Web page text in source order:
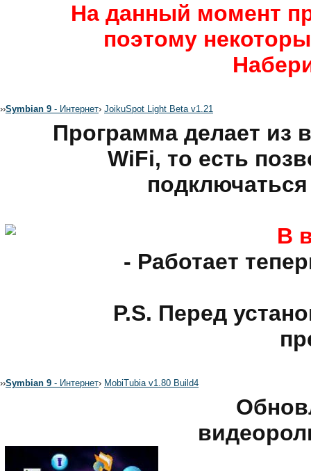
На данный момент
поэтому
››Symbian 9 - Интернет› JoikuSpot Light Beta v1.21
Программа делает из
WiFi, то есть
В
- Работает
P.S. Перед
››Symbian 9 - Интернет› MobiTubia v1.80 Build4